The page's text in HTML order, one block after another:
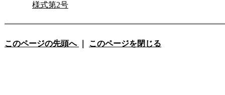
様式第2号
このページの先頭へ このページを閉じる